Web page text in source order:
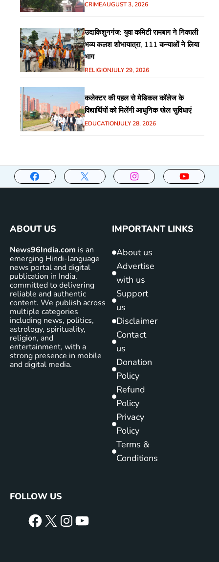
CRIMEAUGUST 3, 2026
उदाकिशुनगंज: युवा कमिटी रामबाग ने निकाली
भव्य कलश शोभायात्रा, 111 कन्याओं ने लिया
भाग
RELIGIONJULY 29, 2026
कलेक्टर की पहल से मेडिकल कॉलेज के
विद्यार्थियों को मिलेंगी आधुनिक खेल सुविधाएं
EDUCATIONJULY 28, 2026
ABOUT US
News96India.com is an
emerging Hindi-language
news portal and digital
publication in India,
committed to delivering
reliable and authentic
content. We publish across
multiple categories
including news, politics,
astrology, spirituality,
religion, and
entertainment, with a
strong presence in mobile
and digital media.
IMPORTANT LINKS
About us
Advertise
with us
Support
us
Disclaimer
Contact
us
Donation
Policy
Refund
Policy
Privacy
Policy
Terms &
Conditions
FOLLOW US